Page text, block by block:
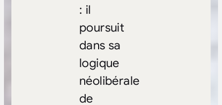
: il
poursuit
dans sa
logique
néolibérale
de